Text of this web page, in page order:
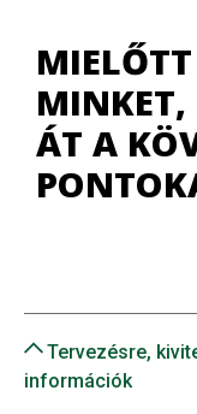
MIELŐTT
MINKET,
ÁT A
Tervezésre,
információk